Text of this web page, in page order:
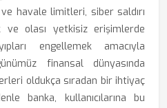
havale limitleri, siber saldırı
olası yetkisiz erişimlerde
engellemek amacıyla
finansal dünyasında
oldukça sıradan bir ihtiyaç
banka, kullanıcılarına bu